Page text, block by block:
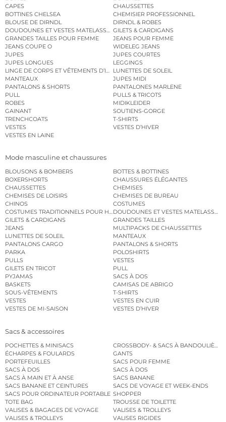
CAPES
CHAUSSETTES
BOTTINES CHELSEA
CHEMISIER PROFESSIONNEL
BLOUSE DE DIRNDL
DIRNDL & ROBES
DOUDOUNES ET VESTES MATELASSÉESGILETS & CARDIGANS
GRANDES TAILLES POUR FEMME
JEANS POUR FEMME
JEANS COUPE O
WIDELEG JEANS
JUPES
JUPES COURTES
JUPES LONGUES
LEGGINGS
LINGE DE CORPS ET VÊTEMENTS D’INTÉRIEURLUNETTES DE SOLEIL
MANTEAUX
JUPES MIDI
PANTALONS & SHORTS
PANTALONES MARLENE
PULL
PULLS & TRICOTS
ROBES
MIDIKLEIDER
GAINANT
SOUTIENS-GORGE
TRENCHCOATS
T-SHIRTS
VESTES
VESTES D’HIVER
VESTES EN LAINE
Mode masculine et chaussures
BLOUSONS & BOMBERS
BOTTES & BOTTINES
BOXERSHORTS
CHAUSSURES ÉLÉGANTES
CHAUSSETTES
CHEMISES
CHEMISES DE LOISIRS
CHEMISES DE BUREAU
CHINOS
COSTUMES
COSTUMES TRADITIONNELS POUR HOMMEDOUDOUNES ET VESTES MATELASSÉES
GILETS & CARDIGANS
GRANDES TAILLES
JEANS
MULTIPACKS DE CHAUSSETTES
LUNETTES DE SOLEIL
MANTEAUX
PANTALONS CARGO
PANTALONS & SHORTS
PARKA
POLOSHIRTS
PULLS
VESTES
GILETS EN TRICOT
PULL
PYJAMAS
SACS À DOS
BASKETS
CAMISAS DE ABRIGO
SOUS-VÊTEMENTS
T-SHIRTS
VESTES
VESTES EN CUIR
VESTES DE MI-SAISON
VESTES D’HIVER
Sacs & accessoires
POCHETTES & MINISACS
CROSSBODY- & SACS À BANDOULIÈRE
ÉCHARPES & FOULARDS
GANTS
PORTEFEUILLES
SACS POUR FEMME
SACS À DOS
SACS À DOS
SACS À MAIN ET À ANSE
SACS BANANE
SACS BANANE ET CEINTURES
SACS DE VOYAGE ET WEEK-ENDS
SACS POUR ORDINATEUR PORTABLE SHOPPER
TOTE BAG
TROUSSE DE TOILETTE
VALISES & BAGAGES DE VOYAGE
VALISES & TROLLEYS
VALISES & TROLLEYS
VALISES RIGIDES